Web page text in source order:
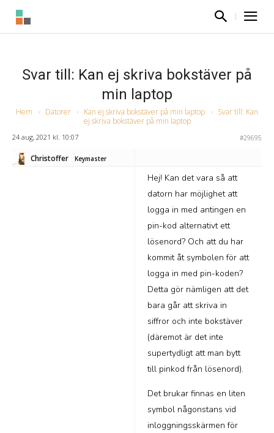
Svar till: Kan ej skriva bokstäver på
min laptop
Hem › Datorer › Kan ej skriva bokstäver på min laptop › Svar till: Kan
ej skriva bokstäver på min laptop
24 aug, 2021 kl. 10:07 #29695
Christoffer Keymaster
Hej! Kan det vara så att
datorn har möjlighet att
logga in med antingen en
pin-kod alternativt ett
lösenord? Och att du har
kommit åt symbolen för att
logga in med pin-koden?
Detta gör nämligen att det
bara går att skriva in
siffror och inte bokstäver
(däremot är det inte
supertydligt att man bytt
till pinkod från lösenord).
Det brukar finnas en liten
symbol någonstans vid
inloggningsskärmen för